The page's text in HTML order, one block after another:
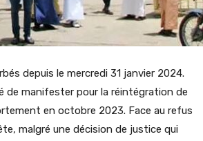
depuis le mercredi 31 janvier 2024.
de manifester pour la réintégration de
en octobre 2023. Face au refus
malgré une décision de justice qui